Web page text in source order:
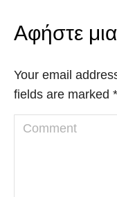
Αφήστε
Your email
fields are marked *
Comment